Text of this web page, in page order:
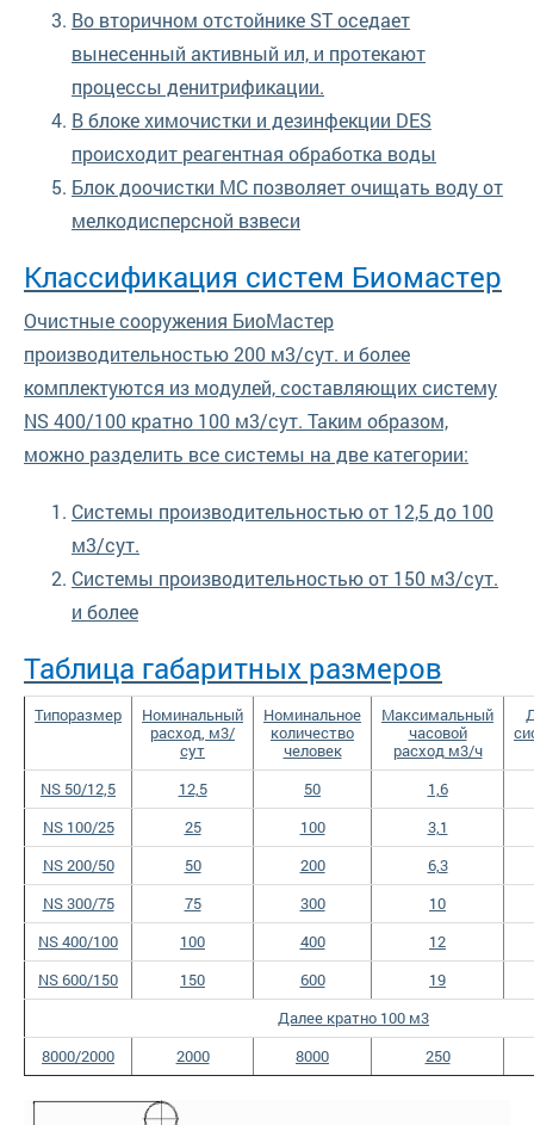
Во вторичном отстойнике ST оседает
вынесенный активный ил, и протекают
процессы денитрификации.
В блоке химочистки и дезинфекции DES
происходит реагентная обработка воды
Блок доочистки MC позволяет очищать воду от
мелкодисперсной взвеси
Классификация систем Биомастер
Очистные сооружения БиоМастер
производительностью 200 м3/сут. и более
комплектуются из модулей, составляющих систему
NS 400/100 кратно 100 м3/сут. Таким образом,
можно разделить все системы на две категории:
Системы производительностью от 12,5 до 100
м3/сут.
Системы производительностью от 150 м3/сут.
и более
Таблица габаритных размеров
Типоразмер
Номинальный
расход, м3/
сут
Номинальное
количество
человек
Максимальный
часовой
расход м3/ч
NS 50/12,5 12,5 50
1,6
NS 100/25
25 100
3,1
NS 200/50
50 200
6,3
NS 300/75
75 300
10
NS 400/100
100 400
12
NS 600/150
150 600
19
Далее кратно 100 м3
8000/2000
2000 8000 250